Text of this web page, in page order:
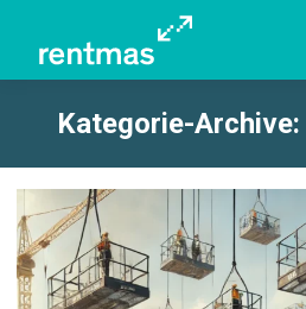
Kategorie-Archive: